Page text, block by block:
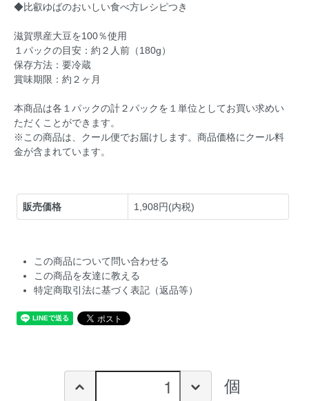
◆比叡ゆばのおいしい食べ方レシピつき
滋賀県産大豆を100％使用
１パックの目安：約２人前（180g）
保存方法：要冷蔵
賞味期限：約２ヶ月
本商品は各１パックの計２パックを１単位としてお買い求めい
ただくことができます。
※この商品は、クール便でお届けします。商品価格にクール料
金が含まれています。
販売価格 1,908円(内税)
この商品について問い合わせる
この商品を友達に教える
特定商取引法に基づく表記（返品等）
個